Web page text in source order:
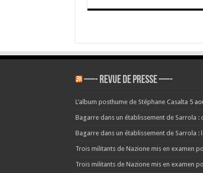
—- REVUE DE PRESSE —-
L’album posthume de Stéphane Casalta 5
Bagarre dans un établissement de Sarrola
Bagarre dans un établissement de Sarrola :
Trois militants de Nazione mis en examen
Trois militants de Nazione mis en examen